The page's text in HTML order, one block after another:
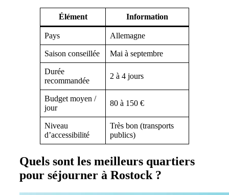
Élément Information
Pays Allemagne
Saison conseillée Mai à septembre
Durée
recommandée
2 à 4 jours
Budget moyen /
jour
80 à 150 €
Niveau
d’accessibilité
Très bon (transports
publics)
Quels sont les meilleurs quartiers
pour séjourner à Rostock ?